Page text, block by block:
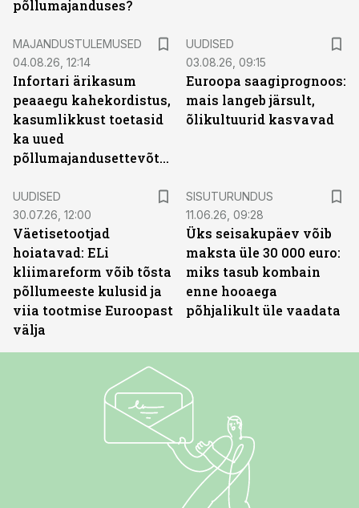
põllumajanduses?
MAJANDUSTULEMUSED
04.08.26, 12:14
Infortari ärikasum
peaaegu kahekordistus,
kasumlikkust toetasid
ka uued
põllumajandusettevõtted
UUDISED
03.08.26, 09:15
Euroopa saagiprognoos:
mais langeb järsult,
õlikultuurid kasvavad
UUDISED
30.07.26, 12:00
Väetisetootjad
hoiatavad: ELi
kliimareform võib tõsta
põllumeeste kulusid ja
viia tootmise Euroopast
välja
SISUTURUNDUS
11.06.26, 09:28
Üks seisakupäev võib
maksta üle 30 000 euro:
miks tasub kombain
enne hooaega
põhjalikult üle vaadata